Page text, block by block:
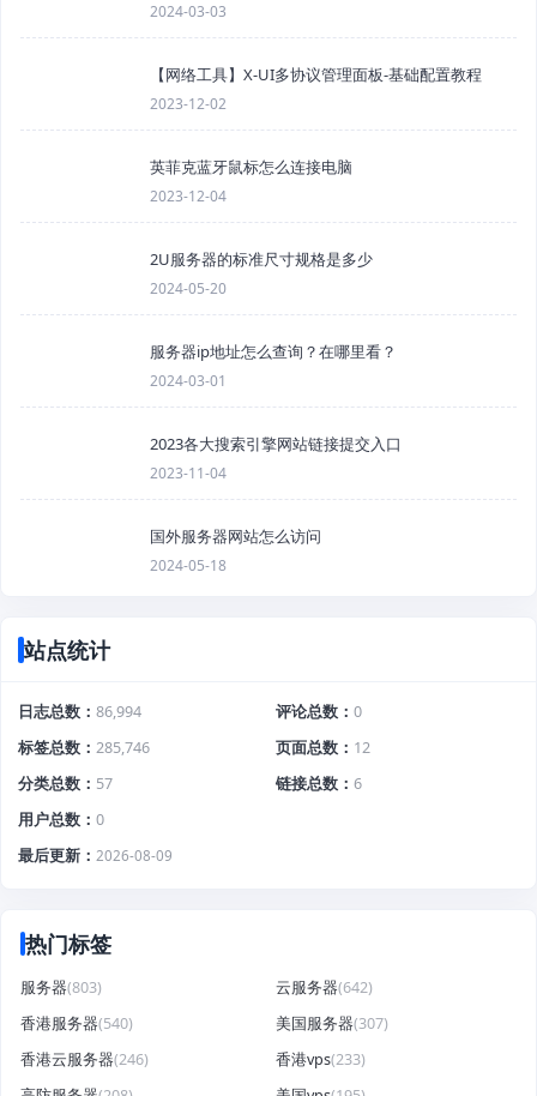
2024-03-03
【网络工具】X-UI多协议管理面板-基础配置教程
2023-12-02
英菲克蓝牙鼠标怎么连接电脑
2023-12-04
2U服务器的标准尺寸规格是多少
2024-05-20
服务器ip地址怎么查询？在哪里看？
2024-03-01
2023各大搜索引擎网站链接提交入口
2023-11-04
国外服务器网站怎么访问
2024-05-18
站点统计
日志总数 86,994 评论总数
0
标签总数
285,746 页面总数
12
分类总数
57 链接总数
6
用户总数
0
最后更新
2026-08-09
热门标签
服务器(803) 云服务器(642)
香港服务器(540) 美国服务器(307)
香港云服务器(246) 香港vps(233)